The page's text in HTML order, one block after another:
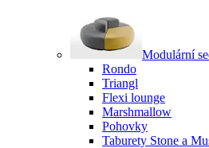
Modulární
Rondo
Triangl
Flexi lounge
Marshmallow
Pohovky
Taburety Stone a